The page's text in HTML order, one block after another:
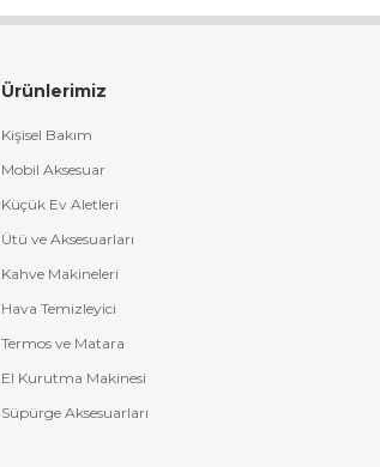
Ürünlerimiz
Kişisel Bakım
Mobil Aksesuar
Küçük Ev Aletleri
Ütü ve Aksesuarları
Kahve Makineleri
Hava Temizleyici
Termos ve Matara
El Kurutma Makinesi
Süpürge Aksesuarları